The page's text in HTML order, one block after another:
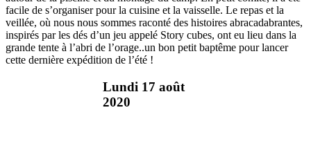
facile de s’organiser pour la cuisine et la vaisselle. Le repas et la
veillée, où nous nous sommes raconté des histoires abracadabrantes,
inspirés par les dés d’un jeu appelé Story cubes, ont eu lieu dans la
grande tente à l’abri de l’orage..un bon petit baptême pour lancer
cette dernière expédition de l’été !
Lundi 17 août
2020